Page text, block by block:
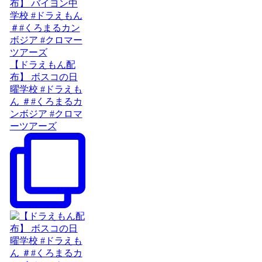
【ドラえもん配
布】 ボスコの日
曜学校 #ドラえも
ん ＃#くろまるカ
ンボジア #クロマ
ーツアーズ